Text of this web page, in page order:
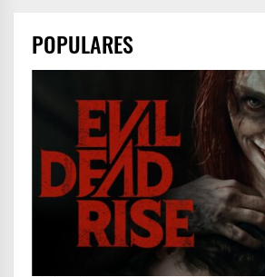
POPULARES